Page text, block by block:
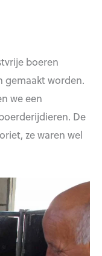
boeren
gemaakt worden.
we een
De
ze waren wel